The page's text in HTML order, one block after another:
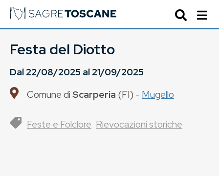
Festa del Diotto
Dal22/08/2025 al21/09/2025
Comune diScarperia (FI) - Mugello
Feste e Folclore Rievocazioni storiche